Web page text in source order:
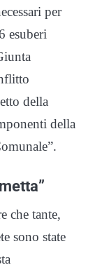
per
esuberi
della
della
che tante,
sono state